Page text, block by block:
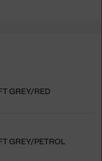
GREY/RED
GREY/PETROL